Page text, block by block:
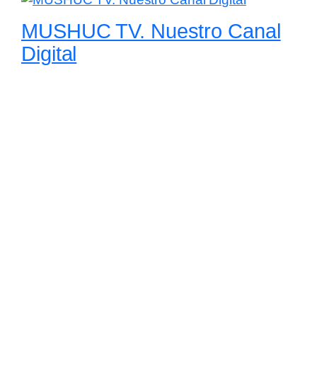
MUSHUC TV. Nuestro Canal
Digital